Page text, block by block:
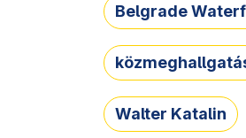
Belgrade
Walter Katalin